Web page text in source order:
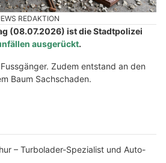
REDAKTION
(08.07.2026) ist die Stadtpolizei
ausgerückt.
Zudem entstand an den
Baum Sachschaden.